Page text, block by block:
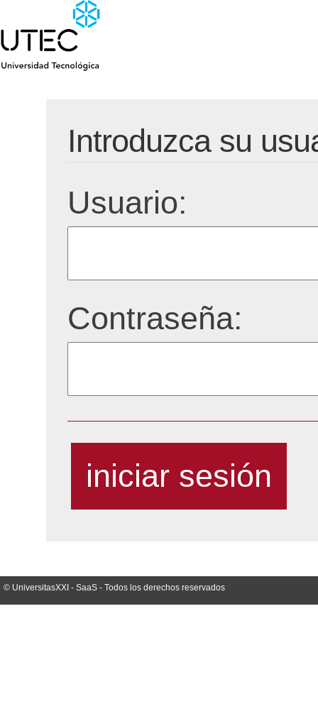
Introduzca su
Usuario:
Contraseña:
© UniversitasXXI - SaaS - Todos los derechos reservados